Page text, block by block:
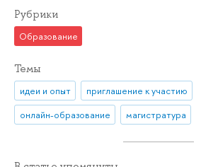
Рубрики
Образование
Темы
идеи и опыт
приглашение к участию
онлайн-образование
магистратура